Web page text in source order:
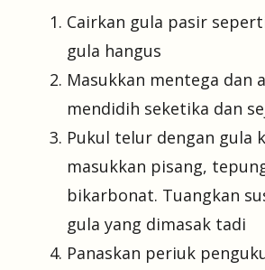
Cairkan gula pasir
gula hangus
Masukkan mentega dan
mendidih seketika dan
Pukul telur dengan gula
masukkan pisang,
bikarbonat. Tuangkan
gula yang dimasak tadi
Panaskan periuk